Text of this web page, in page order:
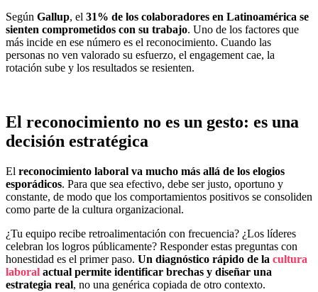
Según Gallup, el 31% de los colaboradores en Latinoamérica se
sienten comprometidos con su trabajo. Uno de los factores que
más incide en ese número es el reconocimiento. Cuando las
personas no ven valorado su esfuerzo, el engagement cae, la
rotación sube y los resultados se resienten.
El reconocimiento no es un gesto: es una
decisión estratégica
El reconocimiento laboral va mucho más allá de los elogios
esporádicos. Para que sea efectivo, debe ser justo, oportuno y
constante, de modo que los comportamientos positivos se consoliden
como parte de la cultura organizacional.
¿Tu equipo recibe retroalimentación con frecuencia? ¿Los líderes
celebran los logros públicamente? Responder estas preguntas con
honestidad es el primer paso. Un diagnóstico rápido de la cultura
laboral actual permite identificar brechas y diseñar una
estrategia real, no una genérica copiada de otro contexto.